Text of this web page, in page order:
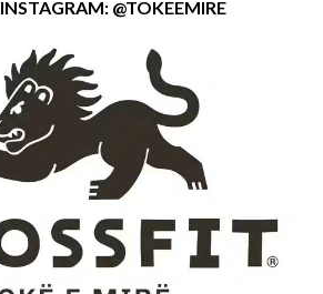
INSTAGRAM: @TOKEEMIRE